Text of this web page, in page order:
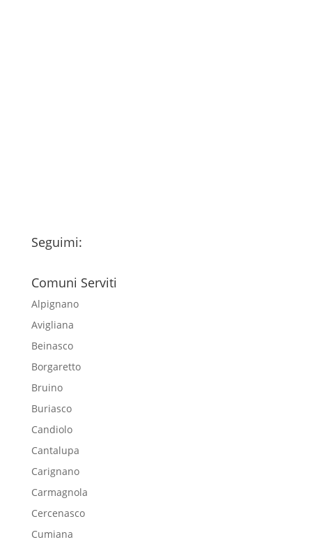
Seguimi:
Comuni Serviti
Alpignano
Avigliana
Beinasco
Borgaretto
Bruino
Buriasco
Candiolo
Cantalupa
Carignano
Carmagnola
Cercenasco
Cumiana